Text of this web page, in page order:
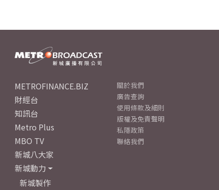
METROFINANCE.BIZ
財經台
知訊台
Metro Plus
MBO TV
新城八大家
新城動力
新城製作
關於我們
廣告查詢
使用條款及細則
版權及免責聲明
私隱政策
聯絡我們